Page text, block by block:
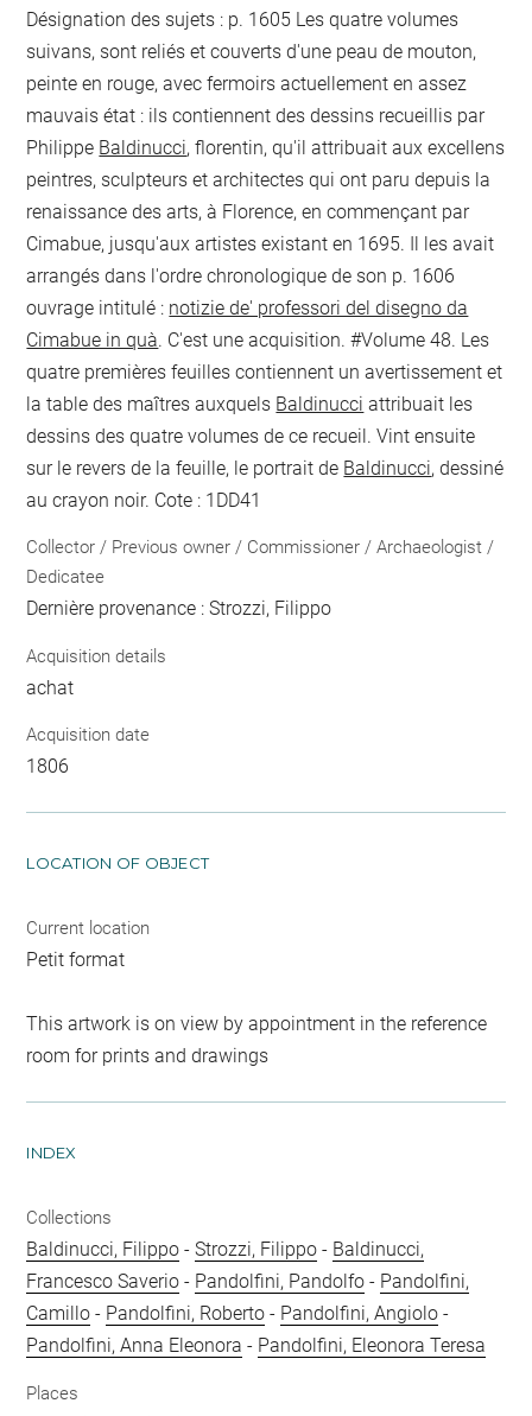
Désignation des sujets : p. 1605 Les quatre volumes
suivans, sont reliés et couverts d'une peau de mouton,
peinte en rouge, avec fermoirs actuellement en assez
mauvais état : ils contiennent des dessins recueillis par
Philippe Baldinucci, florentin, qu'il attribuait aux excellens
peintres, sculpteurs et architectes qui ont paru depuis la
renaissance des arts, à Florence, en commençant par
Cimabue, jusqu'aux artistes existant en 1695. Il les avait
arrangés dans l'ordre chronologique de son p. 1606
ouvrage intitulé : notizie de' professori del disegno da
Cimabue in quà. C'est une acquisition. #Volume 48. Les
quatre premières feuilles contiennent un avertissement et
la table des maîtres auxquels Baldinucci attribuait les
dessins des quatre volumes de ce recueil. Vint ensuite
sur le revers de la feuille, le portrait de Baldinucci, dessiné
au crayon noir. Cote : 1DD41
Collector / Previous owner / Commissioner / Archaeologist /
Dedicatee
Dernière provenance : Strozzi, Filippo
Acquisition details
achat
Acquisition date
1806
LOCATION OF OBJECT
Current location
Petit format
This artwork is on view by appointment in the reference
room for prints and drawings
INDEX
Collections
Baldinucci, Filippo -Strozzi, Filippo - Baldinucci,
Francesco Saverio - Pandolfini, Pandolfo - Pandolfini,
Camillo - Pandolfini, Roberto - Pandolfini, Angiolo -
Pandolfini, Anna Eleonora - Pandolfini, Eleonora Teresa
Places